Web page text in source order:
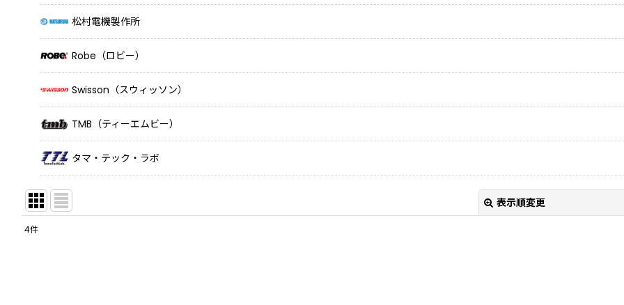
松村電機製作所
Robe（ロビー）
Swisson（スウィッソン）
TMB（ティーエムビー）
タマ・テック・ラボ
表示順変更
4件